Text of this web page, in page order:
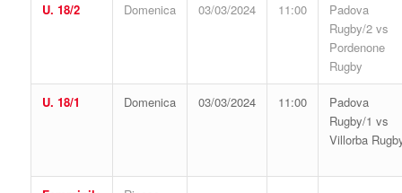
U. 18/2 Domenica 03/03/2024 11:00
Padova
Rugby/2 vs
Pordenone
Rugby
U. 18/1 Domenica 03/03/2024 11:00
Padova
Rugby/1 vs
Villorba